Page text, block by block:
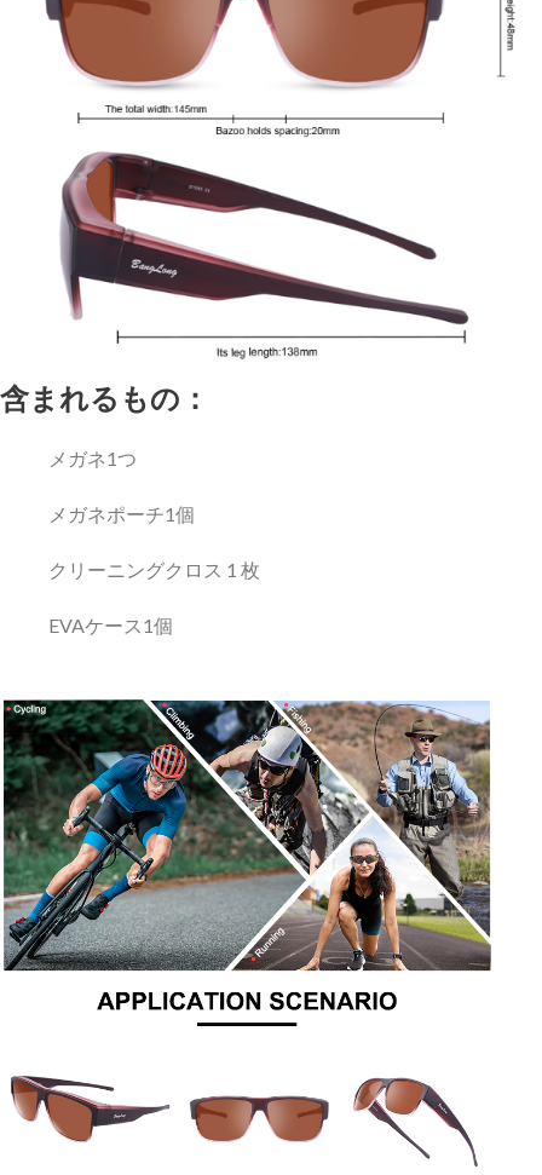
含まれるもの：
メガネ1つ
メガネポーチ1個
クリーニングクロス 1 枚
EVAケース1個